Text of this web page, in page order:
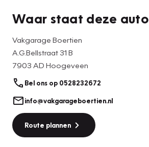
Waar staat deze auto
Vakgarage Boertien
A.G.Bellstraat 31 B
7903 AD Hoogeveen
Bel ons op 0528232672
info@vakgarageboertien.nl
Route plannen